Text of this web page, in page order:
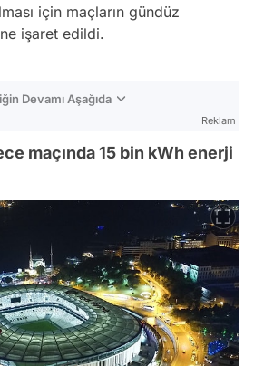
için maçların gündüz
işaret edildi.
Devamı Aşağıda
Reklam
maçında 15 bin kWh enerji